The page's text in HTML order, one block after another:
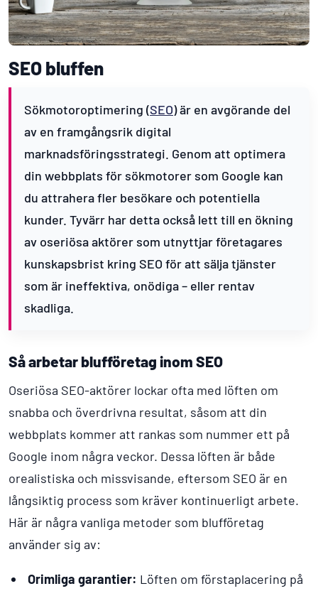
SEO bluffen
Sökmotoroptimering (SEO) är en avgörande del
av en framgångsrik digital
marknadsföringsstrategi. Genom att optimera
din webbplats för sökmotorer som Google kan
du attrahera fler besökare och potentiella
kunder. Tyvärr har detta också lett till en ökning
av oseriösa aktörer som utnyttjar företagares
kunskapsbrist kring SEO för att sälja tjänster
som är ineffektiva, onödiga – eller rentav
skadliga.
Så arbetar blufföretag inom SEO
Oseriösa SEO-aktörer lockar ofta med löften om
snabba och överdrivna resultat, såsom att din
webbplats kommer att rankas som nummer ett på
Google inom några veckor. Dessa löften är både
orealistiska och missvisande, eftersom SEO är en
långsiktig process som kräver kontinuerligt arbete.
Här är några vanliga metoder som blufföretag
använder sig av:
Orimliga garantier: Löften om förstaplacering på